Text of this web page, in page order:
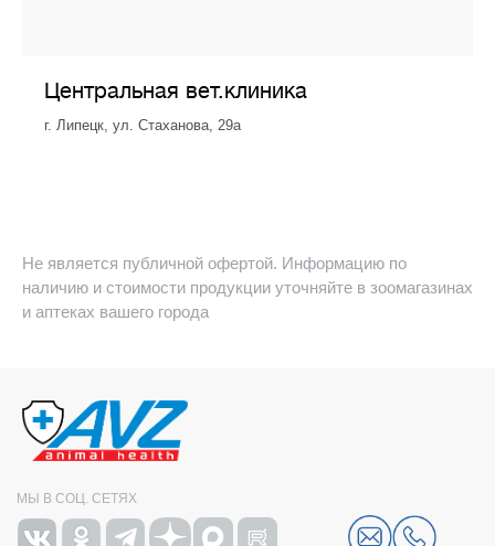
Центральная вет.клиника
г. Липецк, ул. Стаханова, 29а
Не является публичной офертой. Информацию по
наличию и стоимости продукции уточняйте в зоомагазинах
и аптеках вашего города
МЫ В СОЦ. СЕТЯХ